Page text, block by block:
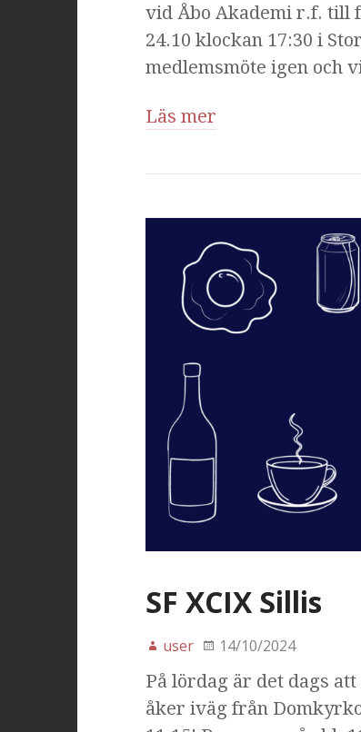
vid Åbo Akademi r.f. till
24.10 klockan 17:30 i
medlemsmöte igen och
Läs mer
SF XCIX Sillis
user 14/10/2024
På lördag är det dags
åker iväg från